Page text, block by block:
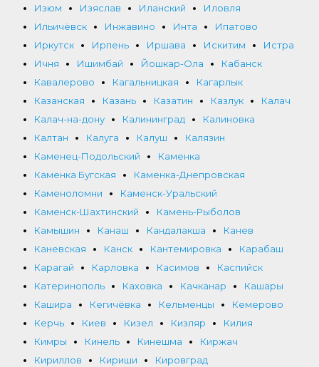
Изюм
Изяслав Иланский
Иловля
Ильичёвск
Инжавино Инта
Ипатово
Иркутск
Ирпень Иршава Искитим
Истра
Ичня
Ишимбай Йошкар-Ола
Кабанск
Кавалерово
Кагальницкая
Кагарлык
Казанская
Казань Казатин Казлук
Калач
Калач-на-дону
Калининград
Калиновка
Калтан
Калуга Калуш
Калязин
Каменец-Подольский
Каменка
Каменка Бугская
Каменка-Днепровская
Каменоломни
Каменск-Уральский
Каменск-Шахтинский
Камень-Рыболов
Камышин
Канаш Кандалакша
Канев
Каневская
Канск Кантемировка
Карабаш
Карагай
Карловка Касимов
Каспийск
Катеринополь
Каховка Качканар
Кашары
Кашира
Кегичёвка Кельменцы
Кемерово
Керчь
Киев Кизел Кизляр
Килия
Кимры
Кинель Кинешма
Киржач
Кириллов
Кириши
Кировград